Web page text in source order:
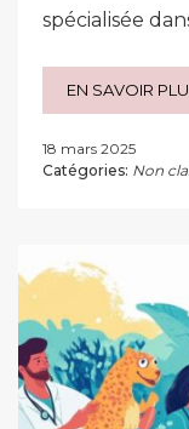
spécialisée
EN SAVOIR
18 mars 2025
Catégories: Non